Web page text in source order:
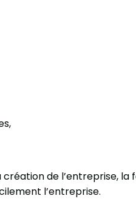
de l’entreprise,
l’entreprise.